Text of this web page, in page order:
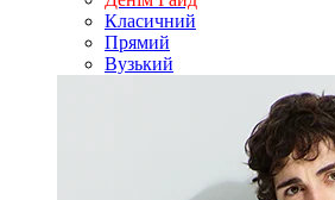
Класичний
Прямий
Вузький